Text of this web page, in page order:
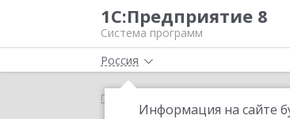
1С:Предприятие 8
Система программ
Россия
Информация на сайте
Главная